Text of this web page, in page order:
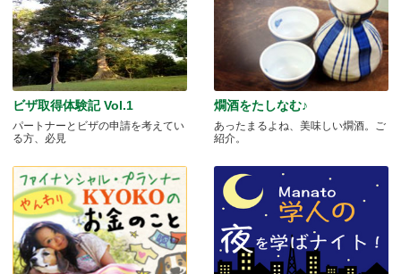
ビザ取得体験記 Vol.1
パートナーとビザの申請を考えてい
る方、必見
燗酒をたしなむ♪
あったまるよね、美味しい燗酒。ご
紹介。